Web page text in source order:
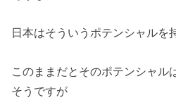
日本はそういうポテンシャルを
このままだとそのポテンシャル
そうですが